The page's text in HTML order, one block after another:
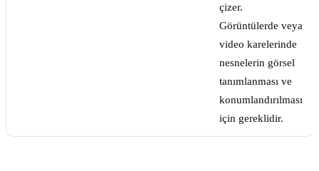
çizer.
Görüntülerde veya
video karelerinde
nesnelerin görsel
tanımlanması ve
konumlandırılması
için gereklidir.